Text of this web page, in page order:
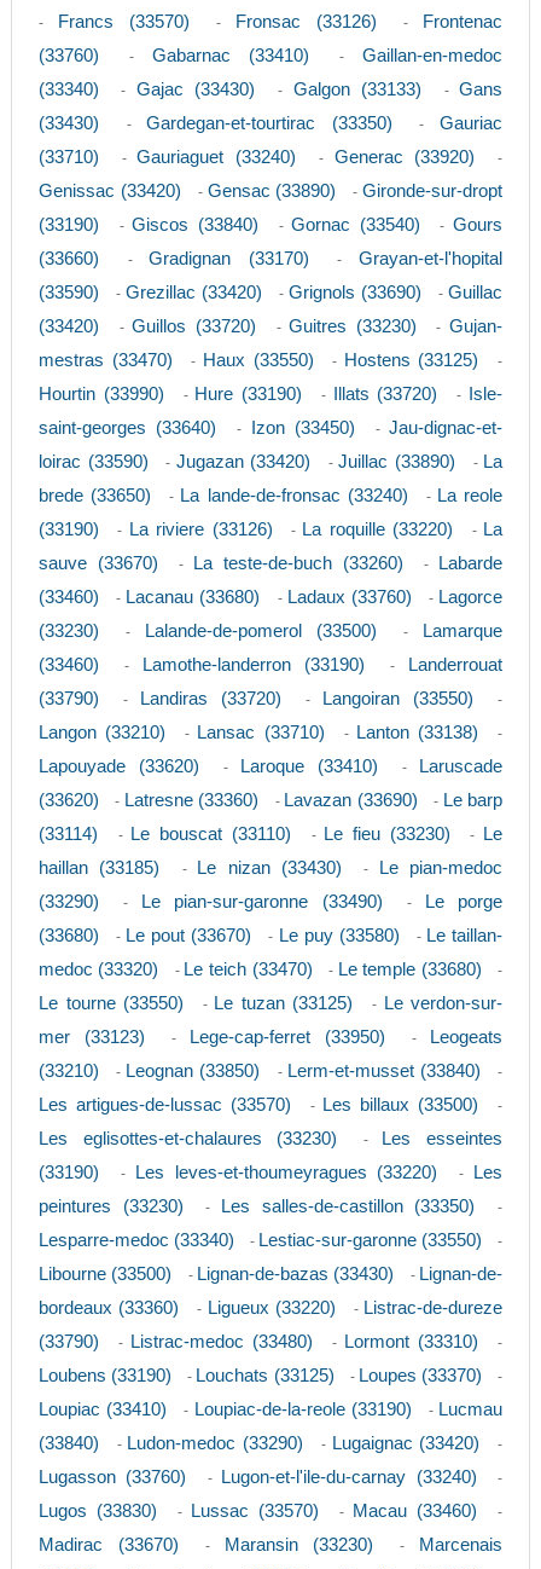
- Francs (33570) - Fronsac (33126) -
Frontenac
(33760)
- Gabarnac (33410) -Gaillan-en-medoc
(33340)
- Gajac (33430) - Galgon (33133) -Gans
(33430)
-Gardegan-et-tourtirac (33350) -Gauriac
(33710)
-Gauriaguet (33240) - Generac (33920) -
Genissac (33420) - Gensac (33890) -Gironde-sur-dropt
(33190)
-Giscos (33840) -Gornac (33540) -Gours
(33660)
-Gradignan (33170) -Grayan-et-l'hopital
(33590)
- Grezillac (33420) -Grignols (33690) -Guillac
(33420)
-Guillos (33720) -Guitres (33230) -Gujan-
mestras (33470)
- Haux (33550) - Hostens (33125) -
Hourtin (33990) - Hure (33190) - Illats (33720) -
Isle-
saint-georges (33640)
- Izon (33450) -Jau-dignac-et-
loirac (33590)
- Jugazan (33420) -Juillac (33890) - La
brede (33650)
- La lande-de-fronsac (33240) - La reole
(33190)
- La riviere (33126) - La roquille (33220) - La
sauve (33670)
- La teste-de-buch (33260) -
Labarde
(33460)
- Lacanau (33680) - Ladaux (33760) - Lagorce
(33230)
- Lalande-de-pomerol (33500) -
Lamarque
(33460)
- Lamothe-landerron (33190) -
Landerrouat
(33790)
- Landiras (33720) - Langoiran (33550) -
Langon (33210) - Lansac (33710) - Lanton (33138) -
Lapouyade (33620) - Laroque (33410) -
Laruscade
(33620)
- Latresne (33360) - Lavazan (33690) - Le barp
(33114)
- Le bouscat (33110) - Le fieu (33230) -
Le
haillan (33185)
- Le nizan (33430) -
Le pian-medoc
(33290)
- Le pian-sur-garonne (33490) -
Le porge
(33680)
- Le pout (33670) - Le puy (33580) - Le taillan-
medoc (33320)
- Le teich (33470) - Le temple (33680) -
Le tourne (33550) - Le tuzan (33125) - Le verdon-sur-
mer (33123)
- Lege-cap-ferret (33950) -
Leogeats
(33210)
- Leognan (33850) - Lerm-et-musset (33840) -
Les artigues-de-lussac (33570) - Les billaux (33500) -
Les eglisottes-et-chalaures (33230) -
Les esseintes
(33190)
- Les leves-et-thoumeyragues (33220) -
Les
peintures (33230)
- Les salles-de-castillon (33350) -
Lesparre-medoc (33340) - Lestiac-sur-garonne (33550) -
Libourne (33500) - Lignan-de-bazas (33430) - Lignan-de-
bordeaux (33360)
- Ligueux (33220) - Listrac-de-dureze
(33790)
- Listrac-medoc (33480) - Lormont (33310) -
Loubens (33190) - Louchats (33125) - Loupes (33370) -
Loupiac (33410) - Loupiac-de-la-reole (33190) - Lucmau
(33840)
- Ludon-medoc (33290) - Lugaignac (33420) -
Lugasson (33760) - Lugon-et-l'ile-du-carnay (33240) -
Lugos (33830) - Lussac (33570) - Macau (33460) -
Madirac (33670) - Maransin (33230) -
Marcenais